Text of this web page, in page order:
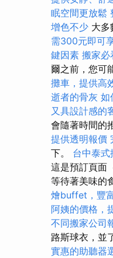
眠空間更放鬆
增色不少 大多
需300元即可
鍵因素 搬家必
爾之前，您可
攤車，提供高
逝者的骨灰 如
又具設計感的
會隨著時間的
提供透明報價
下。 台中泰式
這是預訂頁面
等待著美味的
燴buffet，豐
阿姨的價格，
不同搬家公司
路斯球衣，並
實惠的助聽器